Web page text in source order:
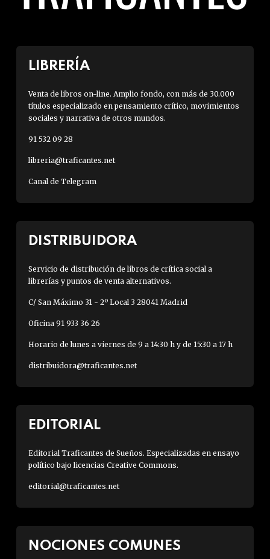
LIBRERÍA
Venta de libros on-line. Amplio fondo, con más de 30.000
títulos especializado en pensamiento crítico, movimientos
sociales y narrativa de otros mundos.
91 532 09 28
libreria@traficantes.net
Canal de Telegram
DISTRIBUIDORA
Servicio de distribución de libros de crítica social a
librerías y puntos de venta alternativos.
C/ San Máximo 31 - 2º Local 3 28041 Madrid
Oficina 91 933 36 26
Horario de lunes a viernes de 9 a 14:30 h y de 15:30 a 17 h
distribuidora@traficantes.net
EDITORIAL
Editorial Traficantes de Sueños. Especializadas en ensayo
político bajo licencias Creative Commons.
editorial@traficantes.net
NOCIONES COMUNES